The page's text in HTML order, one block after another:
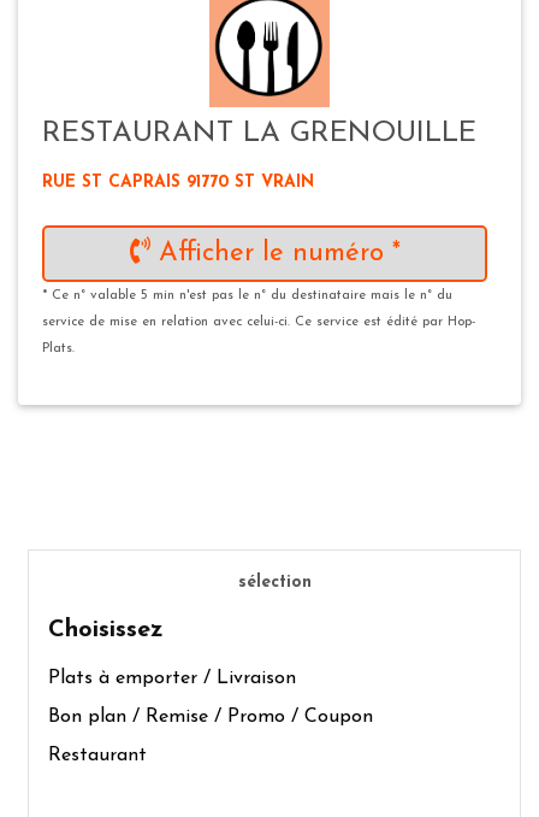
RESTAURANT LA GRENOUILLE
RUE ST CAPRAIS 91770 ST VRAIN
Afficher le numéro *
* Ce n° valable 5 min n'est pas le n° du destinataire mais le n° du
service de mise en relation avec celui-ci. Ce service est édité par Hop-
Plats.
sélection
Choisissez
Plats à emporter / Livraison
Bon plan / Remise / Promo / Coupon
Restaurant